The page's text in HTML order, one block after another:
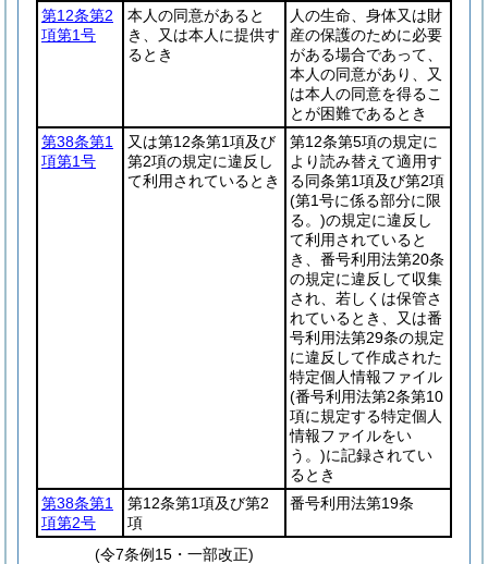
第12条第2
項第1号
本人の同意があると
き、又は本人に提供す
るとき
人の生命、身体又は財
産の保護のために必要
がある場合であって、
本人の同意があり、又
は本人の同意を得るこ
とが困難であるとき
第38条第1
項第1号
又は第12条第1項及び
第2項の規定に違反し
て利用されているとき
第12条第5項の規定に
より読み替えて適用す
る同条第1項及び第2項
(第1号に係る部分に限
る。)の規定に違反し
て利用されていると
き、番号利用法第20条
の規定に違反して収集
され、若しくは保管さ
れているとき、又は番
号利用法第29条の規定
に違反して作成された
特定個人情報ファイル
(番号利用法第2条第10
項に規定する特定個人
情報ファイルをい
う。)に記録されてい
るとき
第38条第1
項第2号
第12条第1項及び第2
項
番号利用法第19条
(令7条例15・一部改正)